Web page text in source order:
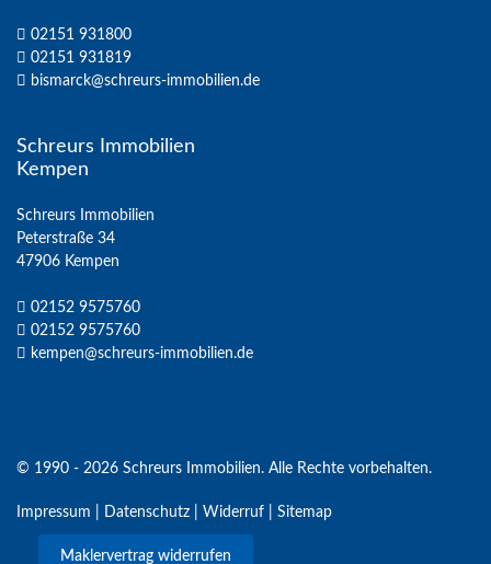
02151 931800
02151 931819
bismarck@schreurs-immobilien.de
Schreurs Immobilien
Kempen
Schreurs Immobilien
Peterstraße 34
47906 Kempen
02152 9575760
02152 9575760
kempen@schreurs-immobilien.de
© 1990 - 2026 Schreurs Immobilien. Alle Rechte vorbehalten.
Impressum Datenschutz Widerruf Sitemap
Maklervertrag widerrufen